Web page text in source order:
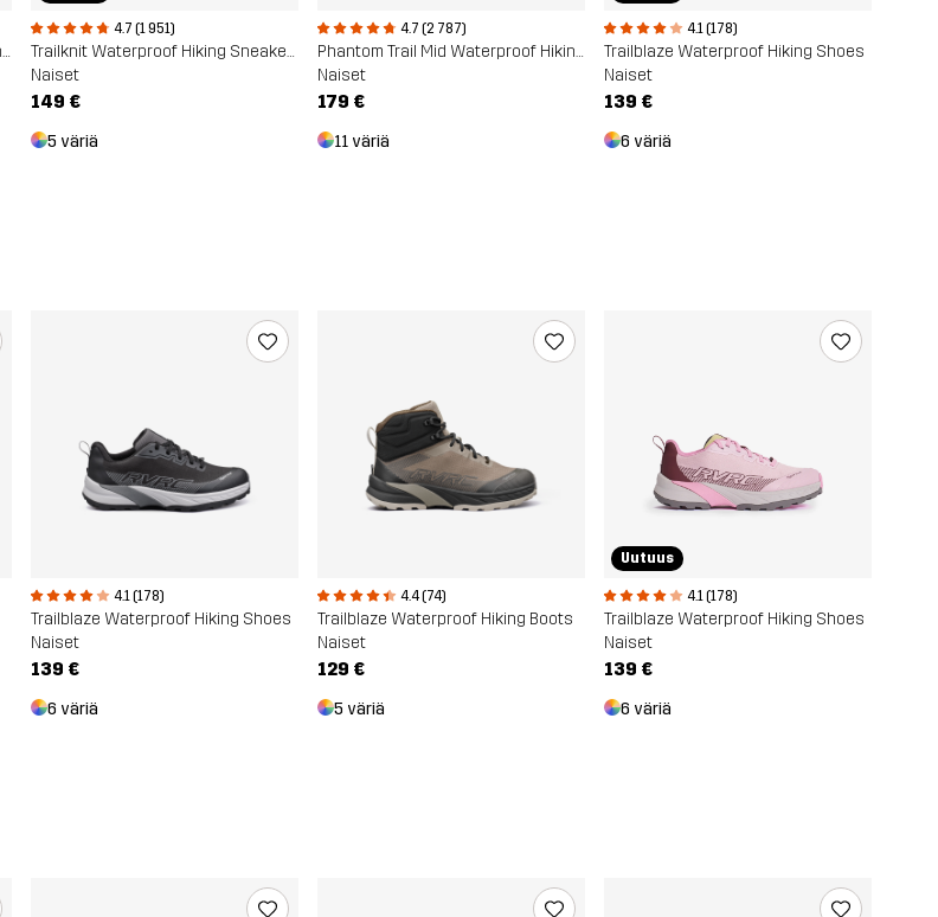
Phantom Trail Mid Waterproof Hiking Boots
4.7 (1 951)
Trailknit Waterproof Hiking Sneakers
Naiset
149 €
5 väriä
4.7 (2 787)
Phantom Trail Mid Waterproof Hiking Boots
Naiset
179 €
11 väriä
4.1 (178)
Trailblaze Waterproof Hiking Shoes
Naiset
139 €
6 väriä
4.1 (178)
Trailblaze Waterproof Hiking Shoes
Naiset
139 €
6 väriä
4.4 (74)
Trailblaze Waterproof Hiking Boots
Naiset
129 €
5 väriä
Uutuus
4.1 (178)
Trailblaze Waterproof Hiking Shoes
Naiset
139 €
6 väriä